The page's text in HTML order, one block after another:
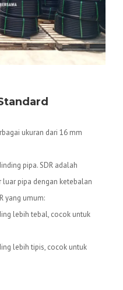
ukuran dari 16 mm
pipa. SDR adalah
pipa dengan ketebalan
yang umum:
lebih tebal, cocok untuk
lebih tipis, cocok untuk